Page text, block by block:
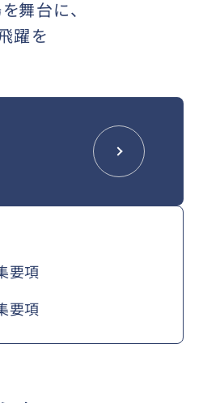
舞台に、
躍を
要項
要項